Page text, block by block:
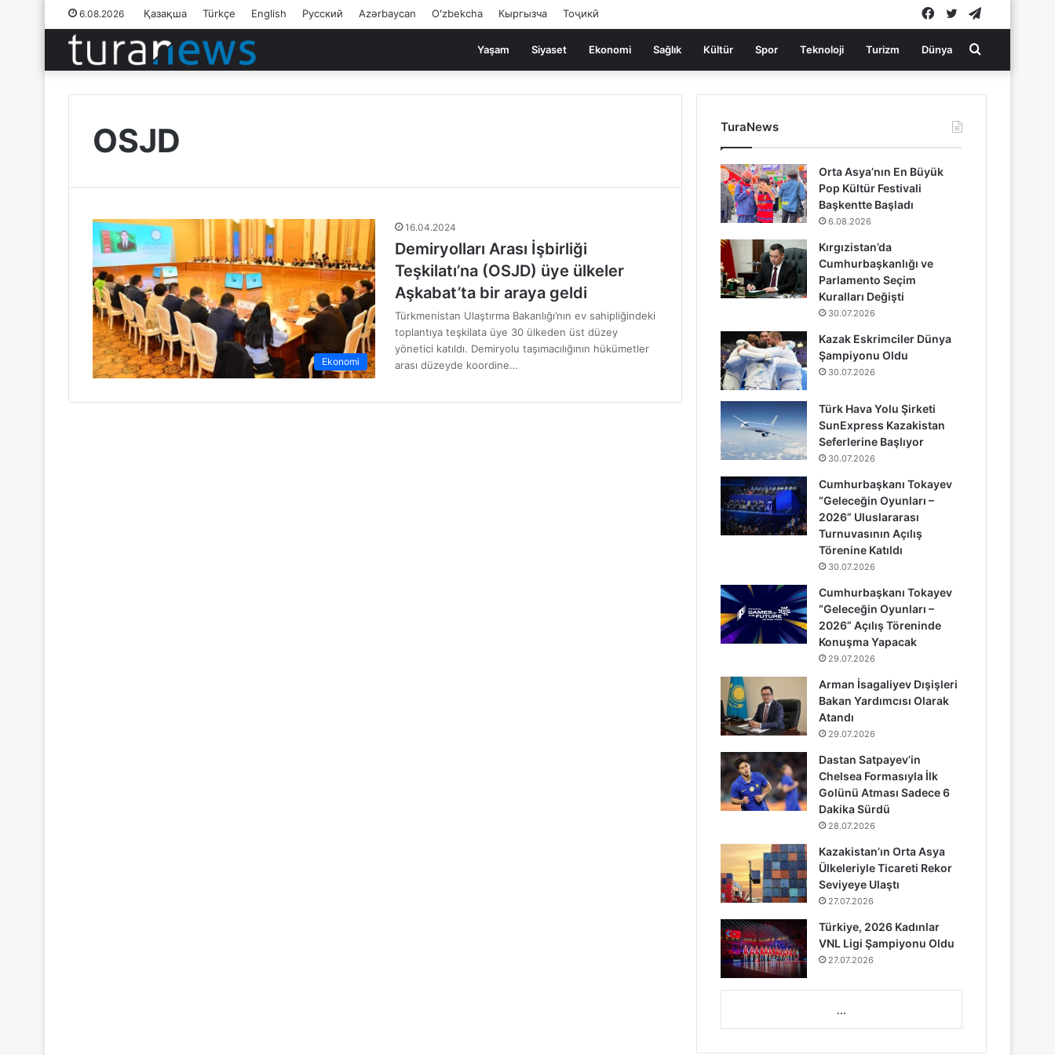
6.08.2026 Қазақша Türkçe English Русский Azərbaycan Oʻzbekcha Кыргызча Тоҷикӣ Twitter
Facebook
Yaşam Siyaset Ekonomi Sağlık Kültür Spor Teknoloji Turizm Dünya Arama
yap
OSJD
Ekonomi
16.04.2024
Demiryolları Arası İşbirliği
Teşkilatı’na (OSJD) üye ülkeler
Aşkabat’ta bir araya geldi
Türkmenistan Ulaştırma Bakanlığı’nın ev sahipliğindeki
toplantıya teşkilata üye 30 ülkeden üst düzey
yönetici katıldı. Demiryolu taşımacılığının hükümetler
arası düzeyde koordine…
TuraNews
Orta Asya’nın En Büyük
Pop Kültür Festivali
Başkentte Başladı
6.08.2026
Kırgızistan’da
Cumhurbaşkanlığı ve
Parlamento Seçim
Kuralları Değişti
30.07.2026
Kazak Eskrimciler Dünya
Şampiyonu Oldu
30.07.2026
Türk Hava Yolu Şirketi
SunExpress Kazakistan
Seferlerine Başlıyor
30.07.2026
Cumhurbaşkanı Tokayev
“Geleceğin Oyunları –
2026” Uluslararası
Turnuvasının Açılış
Törenine Katıldı
30.07.2026
Cumhurbaşkanı Tokayev
“Geleceğin Oyunları –
2026” Açılış Töreninde
Konuşma Yapacak
29.07.2026
Arman İsagaliyev Dışişleri
Bakan Yardımcısı Olarak
Atandı
29.07.2026
Dastan Satpayev’in
Chelsea Formasıyla İlk
Golünü Atması Sadece 6
Dakika Sürdü
28.07.2026
Kazakistan’ın Orta Asya
Ülkeleriyle Ticareti Rekor
Seviyeye Ulaştı
27.07.2026
Türkiye, 2026 Kadınlar
VNL Ligi Şampiyonu Oldu
27.07.2026
...